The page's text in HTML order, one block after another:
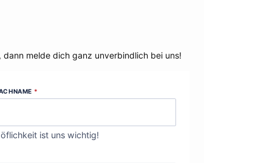
melde dich ganz unverbindlich bei uns!
*
ist uns wichtig!